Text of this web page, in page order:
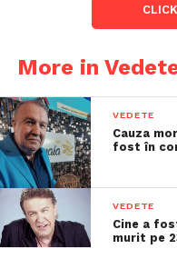
More in
VEDETE
Cauza
fost în
VEDETE
Cine a
murit pe